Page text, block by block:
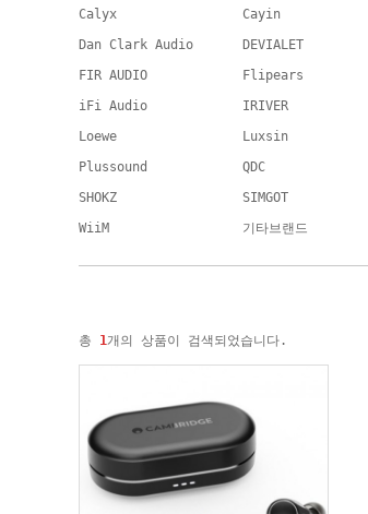
Calyx
Cayin
Dan Clark Audio
DEVIALET
FIR AUDIO
Flipears
iFi Audio
IRIVER
Loewe
Luxsin
Plussound
QDC
SHOKZ
SIMGOT
WiiM
기타브랜드
총 1개의 상품이 검색되었습니다.